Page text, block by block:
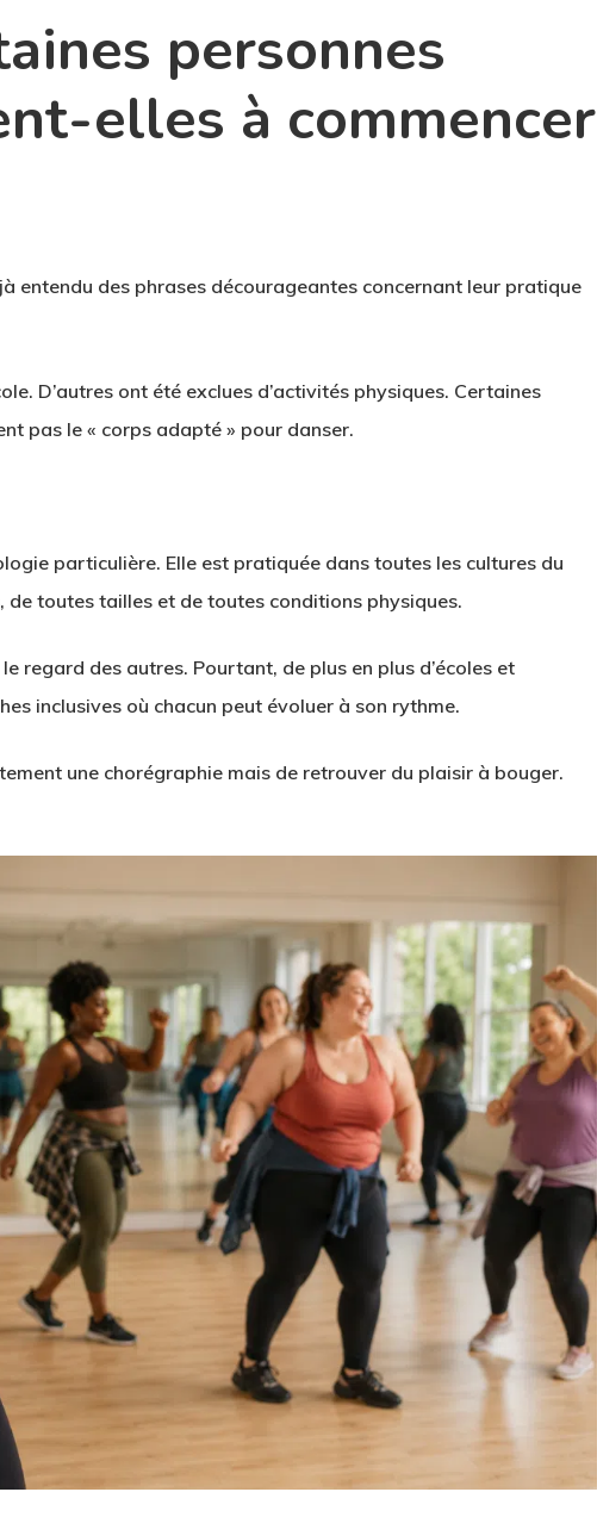
personnes
elles à commencer
entendu des phrases décourageantes concernant leur pratique
D’autres ont été exclues d’activités physiques. Certaines
pas le « corps adapté » pour danser.
particulière. Elle est pratiquée dans toutes les cultures du
de toutes tailles et de toutes conditions physiques.
regard des autres. Pourtant, de plus en plus d’écoles et
inclusives où chacun peut évoluer à son rythme.
une chorégraphie mais de retrouver du plaisir à bouger.